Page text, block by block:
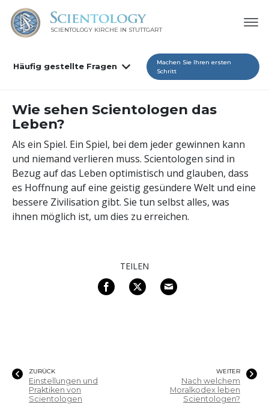
SCIENTOLOGY KIRCHE IN STUTTGART
Häufig gestellte Fragen
Machen Sie Ihren ersten
Schritt
Wie sehen Scientologen das
Leben?
Als ein Spiel. Ein Spiel, bei dem jeder gewinnen kann
und niemand verlieren muss. Scientologen sind in
Bezug auf das Leben optimistisch und glauben, dass
es Hoffnung auf eine geistig gesündere Welt und eine
bessere Zivilisation gibt. Sie tun selbst alles, was
ihnen möglich ist, um dies zu erreichen.
TEILEN
ZURÜCK
Einstellungen und
Praktiken von
Scientologen
WEITER
Nach welchem
Moralkodex leben
Scientologen?